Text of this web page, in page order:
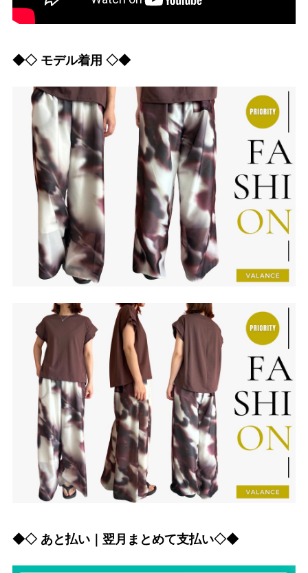
◆◇ モデル着用 ◇◆
◆◇ あと払い｜翌月まとめて支払い◇◆